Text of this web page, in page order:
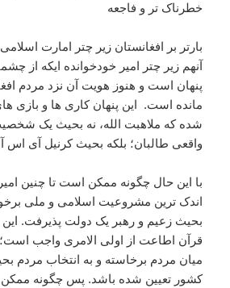
خطرناک تر و فاجعه
بارتر بر افغانستان زیر چتر امارت
آنهم زیر چتر امیر خودخوانده ایکه از
پنهان است و هنوز هویت آن نزد مردم
مانده است. این پنهان کاری ها و بازی
شده که ملاهبت الله، نه بحیث یک
واقعی طالبان؛ بلکه بحیث کرنیل آی
با این حال چگونه ممکن است تا چنین
اندک ترین مشروعیت اسلامی و ملی
بحیث زعیم و رهبر یک دولت پذیرفت.
قرآن اطاعت از اولی الامری واجب است؛
میان مردم برخاسته و به انتخاب مردم
کشور تعیین شده باشد. پس چگونه ممکن